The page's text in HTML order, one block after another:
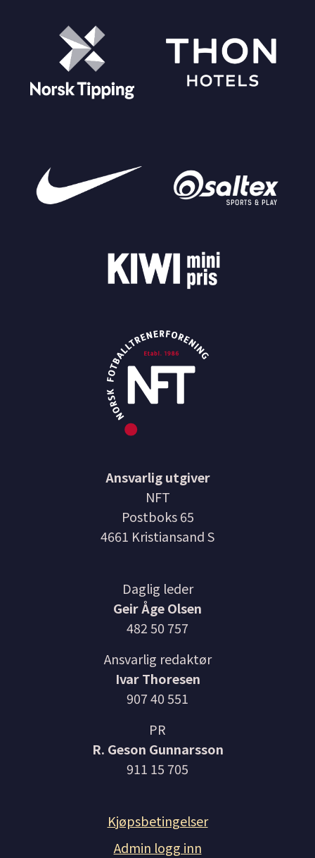
Ansvarlig utgiver
NFT
Postboks 65
4661 Kristiansand S
Daglig leder
Geir Åge Olsen
482 50 757
Ansvarlig redaktør
Ivar Thoresen
907 40 551
PR
R. Geson Gunnarsson
911 15 705
Kjøpsbetingelser
Admin logg inn